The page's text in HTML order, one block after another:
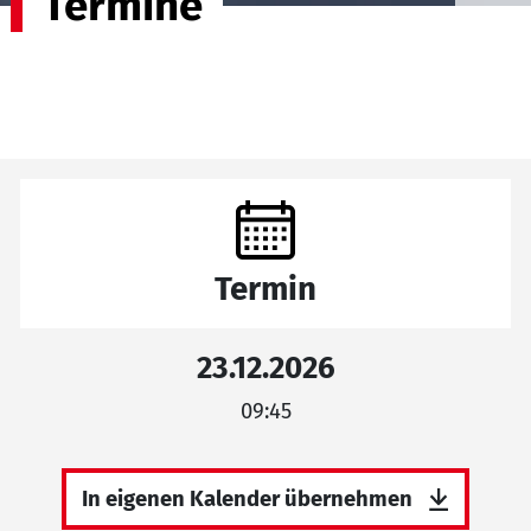
Termin
23.12.2026
09:45
In eigenen Kalender übernehmen